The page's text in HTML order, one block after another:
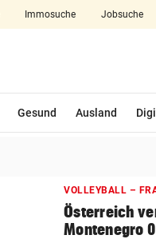
Immosuche Jobsuche
Gesund Ausland
VOLLEYBALL –
Österreich
Montenegro